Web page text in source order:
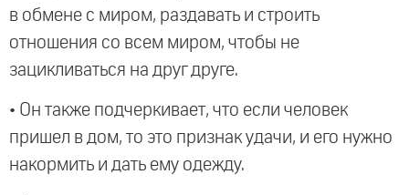
в обмене с миром, раздавать и строить
отношения со всем миром, чтобы не
зацикливаться на друг друге.
• Он также подчеркивает, что если человек
пришел в дом, то это признак удачи, и его нужно
накормить и дать ему одежду.